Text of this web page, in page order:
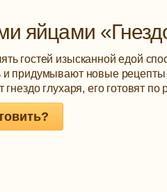
яйцами
гостей изысканной едой
и придумывают новые
гнездо глухаря, его готовят